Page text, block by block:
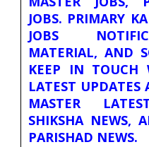
JOBS. PRIMARY
JOBS
MATERIAL, AND
KEEP IN TOUCH
LATEST UPDATES
MASTER
SHIKSHA NEWS,
PARISHAD NEWS.